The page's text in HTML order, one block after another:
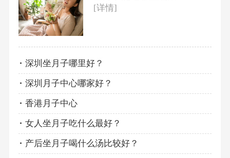
[详情]
深圳坐月子哪里好？
深圳月子中心哪家好？
香港月子中心
女人坐月子吃什么最好？
产后坐月子喝什么汤比较好？